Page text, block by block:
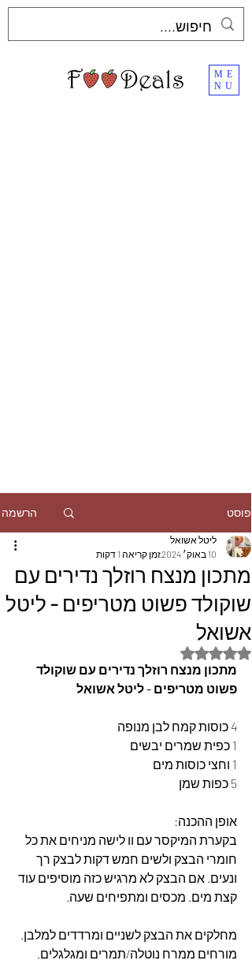
ME
NU
פוסט הרשמה
מתכון מנצח רוזלך נדירים עם
שוקולד פשוט מטריפים - ליטל
אשואל
ליטל אשואל
10 באוק׳ 2024
זמן קריאה 1 דקות
דירוג של NaN מתוך 5 כוכבים
מתכון מנצח רוזלך נדירים עם שוקולד
פשוט מטריפים - ליטל אשואל
4 כוסות קמח לבן מנופה
1 כפית שמרים יבשים
1 וחצי כוסות מים
5 כפות שמן
אופן ההכנה:
בקערת המיקסר עם וו לישה מניחים את כל
חומרי הבצק ולשים חמש דקות לבצק רך
ונעים. אם הבצק לא מרגיש כזה מוסיפים עוד
קצת מים. מכסים ומתפיחים שעה.
מחלקים את הבצק לשניים ומרדדים למלבן.
מורחים ממרח נוטלה/תמרים ומגלגלים.